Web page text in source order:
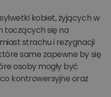
kobiet, żyjących w
toczących się na
strachu i rezygnacji
same zapewne by się
osoby mogły być
kontrowersyjne oraz